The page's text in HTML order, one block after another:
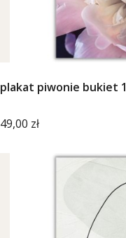
plakat piwonie bukiet 1
Cena
49,00 zł